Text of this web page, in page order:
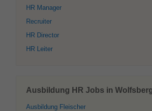
HR Manager
Recruiter
HR Director
HR Leiter
Ausbildung HR Jobs in
Ausbildung Fleischer